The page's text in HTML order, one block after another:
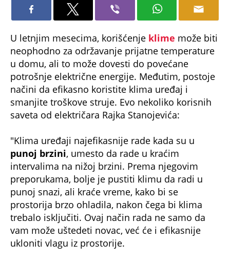
U letnjim mesecima, korišćenje klime može biti
neophodno za održavanje prijatne temperature
u domu, ali to može dovesti do povećane
potrošnje električne energije. Međutim, postoje
načini da efikasno koristite klima uređaj i
smanjite troškove struje. Evo nekoliko korisnih
saveta od električara Rajka Stanojevića:
"Klima uređaji najefikasnije rade kada su u
punoj brzini, umesto da rade u kraćim
intervalima na nižoj brzini. Prema njegovim
preporukama, bolje je pustiti klimu da radi u
punoj snazi, ali kraće vreme, kako bi se
prostorija brzo ohladila, nakon čega bi klima
trebalo isključiti. Ovaj način rada ne samo da
vam može uštedeti novac, već će i efikasnije
ukloniti vlagu iz prostorije.